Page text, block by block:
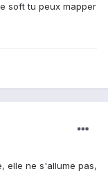
soft tu peux mapper
elle ne s'allume pas,